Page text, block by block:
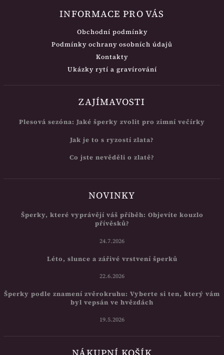
INFORMACE PRO VÁS
Obchodní podmínky
Podmínky ochrany osobních údajů
Kontakty
Ukázky rytí a gravírování
ZAJÍMAVOSTI
Plesová sezóna: Jaké šperky zvolit pro zimní večírky
Jak je to s ryzostí zlata?
Co jste nevěděli o zlatě?
NOVINKY
Šperky, které vyprávějí váš příběh: Objevíte kouzlo
přívěsků?
24.7.2026
Léto, slunce a zářivé vrstvení šperků
22.6.2026
Šperky podle znamení zvěrokruhu: Vyberte si ten, který vám
byl vepsán ve hvězdách
19.5.2026